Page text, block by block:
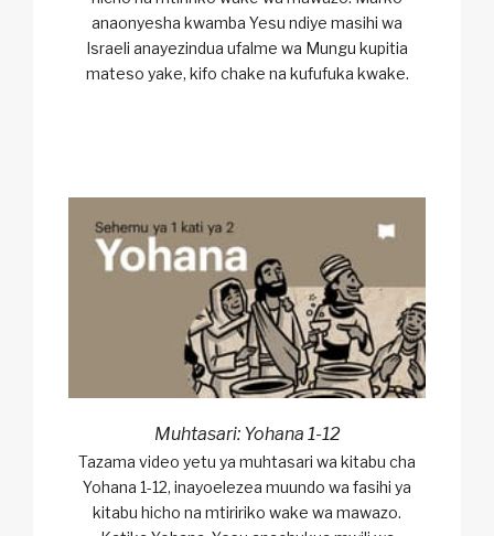
anaonyesha kwamba Yesu ndiye masihi wa
Israeli anayezindua ufalme wa Mungu kupitia
mateso yake, kifo chake na kufufuka kwake.
Muhtasari: Yohana 1-12
Tazama video yetu ya muhtasari wa kitabu cha
Yohana 1-12, inayoelezea muundo wa fasihi ya
kitabu hicho na mtiririko wake wa mawazo.